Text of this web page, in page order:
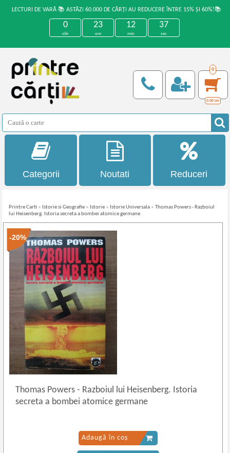
LECTURI DE VARĂ 📚 ASTĂZI 60.000 DE CĂRȚI AU REDUCERE ÎNTRE 15% ȘI 60%!📚
0
zile
23
ore
12
min
37
sec
0
0,00 Lei
Categorii Noutati Reduceri
Printre Carti » Istorie si Geografie » Istorie » Istorie Universala »Thomas Powers - Razboiul
lui Heisenberg. Istoria secreta a bombei atomice germane
-20%
Thomas Powers- Razboiul lui Heisenberg. Istoria
secreta a bombei atomice germane
Adaugă în coș